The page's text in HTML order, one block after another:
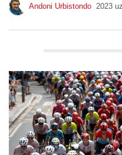
Andoni Urbistondo 2023